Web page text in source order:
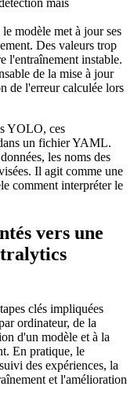
mais
modèle met à jour ses
Des valeurs trop
l'entraînement instable.
de la mise à jour
de l'erreur calculée lors
YOLO, ces
un fichier YAML.
les noms des
Il agit comme une
comment interpréter le
vers une
clés impliquées
ordinateur, de la
d'un modèle et à la
En pratique, le
des expériences, la
et l'amélioration